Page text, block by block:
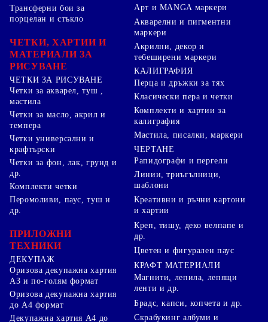
Трансферни бои за
порцелан и стъкло
ЧЕТКИ, ХАРТИИ И
МАТЕРИАЛИ ЗА
РИСУВАНЕ
ЧЕТКИ ЗА РИСУВАНЕ
Четки за акварел, туш ,
мастила
Четки за масло, акрил и
темпера
Четки универсални и
крафтърски
Четки за фон, лак, грунд и
др.
Комплекти четки
Арт и MANGA маркери
Акварелни и пигментни
маркери
Акрилни, декор и
тебеширени маркери
КАЛИГРАФИЯ
Перца и дръжки за тях
Класически пера и четки
Комплекти и хартии за
калиграфия
Мастила, писалки, маркери
ЧЕРТАНЕ
Рапидографи и пергели
Линии, триъгълници,
шаблони
Перомоливи, паус, туш и
др.
ПРИЛОЖНИ
ТЕХНИКИ
ДЕКУПАЖ
Оризова декупажна хартия
А3 и по-голям формат
Оризова декупажна хартия
до А4 формат
Декупажна хартия А4 до
Креативни и ръчни картони
и хартии
Креп, тишу, деко велпапе и
др.
Цветен и фигурален паус
КРАФТ МАТЕРИАЛИ
Магнити, лепила, лепящи
ленти и др.
Брадс, капси, копчета и др.
Скрабукинг албуми и